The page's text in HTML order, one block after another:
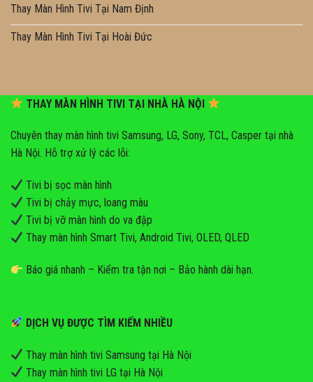
Thay Màn Hình Tivi Tại Nam Định
Thay Màn Hình Tivi Tại Hoài Đức
THAY MÀN HÌNH TIVI TẠI NHÀ HÀ NỘI
Chuyên thay màn hình tivi Samsung, LG, Sony, TCL, Casper tại nhà
Hà Nội. Hỗ trợ xử lý các lỗi:
Tivi bị sọc màn hình
Tivi bị chảy mực, loang màu
Tivi bị vỡ màn hình do va đập
Thay màn hình Smart Tivi, Android Tivi, OLED, QLED
Báo giá nhanh – Kiểm tra tận nơi – Bảo hành dài hạn.
DỊCH VỤ ĐƯỢC TÌM KIẾM NHIỀU
Thay màn hình tivi Samsung tại Hà Nội
Thay màn hình tivi LG tại Hà Nội